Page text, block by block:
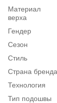
Материал
верха
Гендер
Сезон
Стиль
Страна бренда
Технология
Тип подошвы